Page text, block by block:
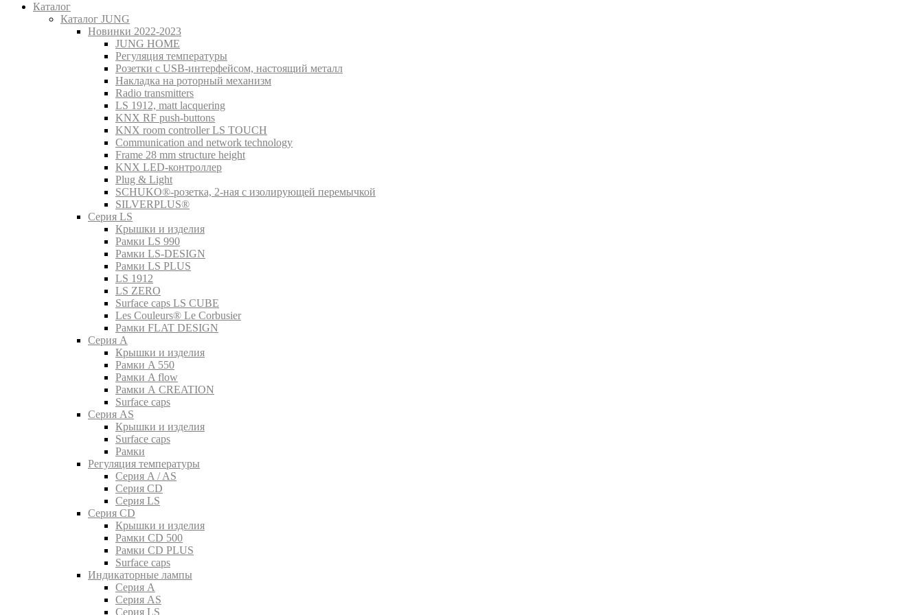
Каталог
Каталог JUNG
Новинки 2022-2023
JUNG HOME
Регуляция температуры
Розетки с USB-интерфейсом, настоящий металл
Накладка на роторный механизм
Radio transmitters
LS 1912, matt lacquering
KNX RF push-buttons
KNX room controller LS TOUCH
Communication and network technology
Frame 28 mm structure height
KNX LED-контроллер
Plug & Light
SCHUKO®-розетка, 2-ная с изолирующей перемычкой
SILVERPLUS®
Серия LS
Крышки и изделия
Рамки LS 990
Рамки LS-DESIGN
Рамки LS PLUS
LS 1912
LS ZERO
Surface caps LS CUBE
Les Couleurs® Le Corbusier
Рамки FLAT DESIGN
Серия A
Крышки и изделия
Рамки A 550
Рамки A flow
Рамки A CREATION
Surface caps
Серия AS
Крышки и изделия
Surface caps
Рамки
Регуляция температуры
Серия A / AS
Серия CD
Серия LS
Серия CD
Крышки и изделия
Рамки CD 500
Рамки CD PLUS
Surface caps
Индикаторные лампы
Серия A
Серия AS
Серия LS